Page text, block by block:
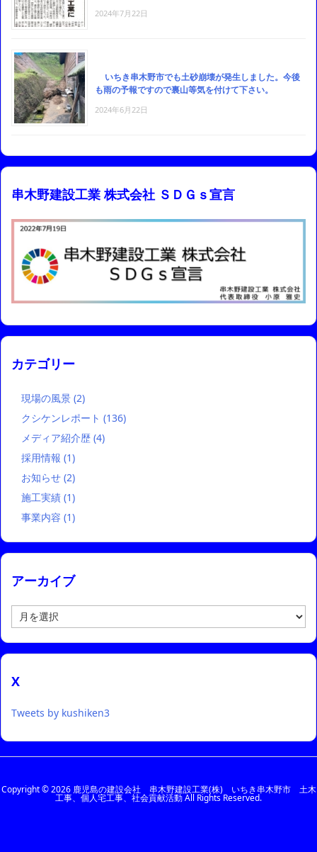
2024年7月22日
いちき串木野市でも土砂崩壊が発生しました。今後
も雨の予報ですので裏山等気を付けて下さい。
2024年6月22日
串木野建設工業 株式会社 ＳＤＧｓ宣言
カテゴリー
現場の風景 (2)
クシケンレポート (136)
メディア紹介歴 (4)
採用情報 (1)
お知らせ (2)
施工実績 (1)
事業内容 (1)
アーカイブ
ー
カ
イ
X
Tweets by kushiken3
Copyright ©2026 鹿児島の建設会社 串木野建設工業(株) いちき串木野市 土木
工事、個人宅工事、社会貢献活動All Rights Reserved.